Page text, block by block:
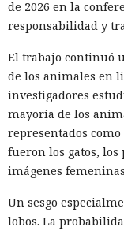
de 2026 en la
responsabilidad y
El trabajo continuó
de los animales en
investigadores
mayoría de los
representados
fueron los gatos, los
imágenes
Un sesgo
lobos. La